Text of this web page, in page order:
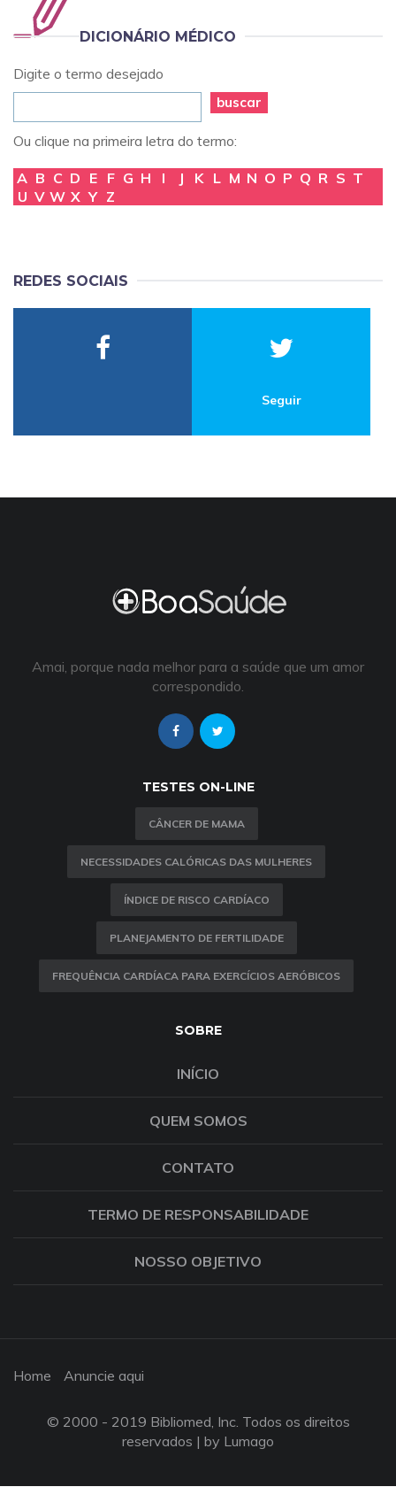
DICIONÁRIO MÉDICO
Digite o termo desejado
buscar
Ou clique na primeira letra do termo:
A B C D E F G H I J K L M N O P Q R S T
U V W X Y Z
REDES SOCIAIS
Seguir
Amai, porque nada melhor para a saúde que um amor
correspondido.
TESTES ON-LINE
CÂNCER DE MAMA
NECESSIDADES CALÓRICAS DAS MULHERES
ÍNDICE DE RISCO CARDÍACO
PLANEJAMENTO DE FERTILIDADE
FREQUÊNCIA CARDÍACA PARA EXERCÍCIOS AERÓBICOS
SOBRE
INÍCIO
QUEM SOMOS
CONTATO
TERMO DE RESPONSABILIDADE
NOSSO OBJETIVO
Home Anuncie aqui
© 2000 - 2019 Bibliomed, Inc. Todos os direitos
reservados | by Lumago